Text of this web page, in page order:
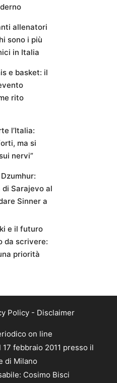
allenatori
sono i più
in Italia
e basket: il
rito
l’Italia:
ma si
nervi”
Sarajevo al
Sinner a
e il futuro
da scrivere:
priorità
Policy- Disclaimer
on line
17 febbraio 2011 presso il
di Milano
Cosimo Bisci